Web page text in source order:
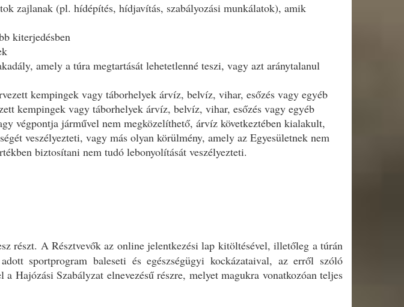
zajlanak (pl. hídépítés, hídjavítás, szabályozási munkálatok), amik
kiterjedésben
amely a túra megtartását lehetetlenné teszi, vagy azt aránytalanul
kempingek vagy táborhelyek árvíz, belvíz, vihar, esőzés vagy egyéb
kempingek vagy táborhelyek árvíz, belvíz, vihar, esőzés vagy egyéb
végpontja járművel nem megközelíthető, árvíz következtében kialakult,
veszélyezteti, vagy más olyan körülmény, amely az Egyesületnek nem
biztosítani nem tudó lebonyolítását veszélyezteti.
részt. A Résztvevők az online jelentkezési lap kitöltésével, illetőleg a túrán
sportprogram baleseti és egészségügyi kockázataival, az erről szóló
Hajózási Szabályzat elnevezésű részre, melyet magukra vonatkozóan teljes